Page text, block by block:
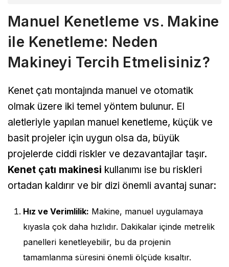
Manuel Kenetleme vs. Makine
ile Kenetleme: Neden
Makineyi Tercih Etmelisiniz?
Kenet çatı montajında manuel ve otomatik
olmak üzere iki temel yöntem bulunur. El
aletleriyle yapılan manuel kenetleme, küçük ve
basit projeler için uygun olsa da, büyük
projelerde ciddi riskler ve dezavantajlar taşır.
Kenet çatı makinesi kullanımı ise bu riskleri
ortadan kaldırır ve bir dizi önemli avantaj sunar:
Hız ve Verimlilik: Makine, manuel uygulamaya
kıyasla çok daha hızlıdır. Dakikalar içinde metrelik
panelleri kenetleyebilir, bu da projenin
tamamlanma süresini önemli ölçüde kısaltır.